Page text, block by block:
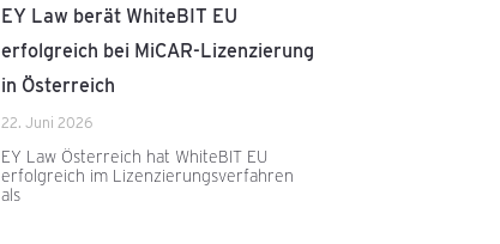
EY Law berät WhiteBIT EU
erfolgreich bei MiCAR-Lizenzierung
in Österreich
22. Juni 2026
EY Law Österreich hat WhiteBIT EU
erfolgreich im Lizenzierungsverfahren
als